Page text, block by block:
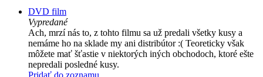
DVD film
Vypredané
Ach, mrzí nás to, z tohto filmu sa už predali všetky kusy a
nemáme ho na sklade my ani distribútor :( Teoreticky však
môžete mať šťastie v niektorých iných obchodoch, ktoré ešte
nepredali posledné kusy.